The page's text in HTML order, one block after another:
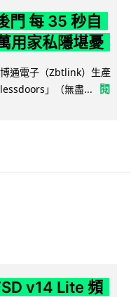
門 每 35 秒自
用家私隱堪憂
通電子（Zbtlink）生產
」（無盡...
閱
v14 Lite 頻